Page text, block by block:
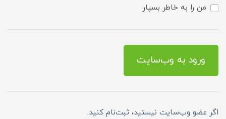
من را به خاطر بسپار
ورود به وب‌سایت
اگر عضو وب‌سایت نیستید، ثبت‌نام کنید.